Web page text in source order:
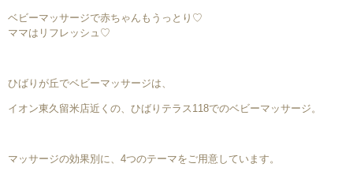
ベビーマッサージで赤ちゃんもうっとり♡
ママはリフレッシュ♡
ひばりが丘でベビーマッサージは、
イオン東久留米店近くの、ひばりテラス118でのベビーマッサージ。
マッサージの効果別に、4つのテーマをご用意しています。